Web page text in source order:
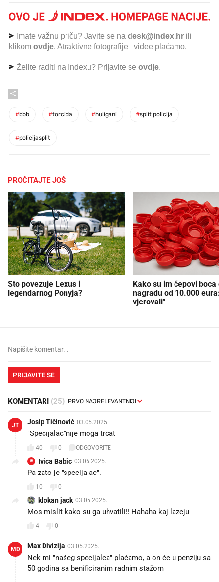
Imate važnu priču? Javite se na desk@index.hr ili
klikom ovdje. Atraktivne fotografije i videe plaćamo.
Želite raditi na Indexu? Prijavite se ovdje.
#bbb #torcida #huligani #split policija
#policijasplit
PROČITAJTE JOŠ
Što povezuje Lexus i
legendarnog Ponyja?
Kako su im čepovi boca
nagradu od 10.000
vjerovali"
PRIJAVITE SE
KOMENTARI (25)
JT Josip Tičinović 03.05.2025.
"Specijalac"nije moga trčat
40 0 ODGOVORITE
IB Ivica Babic 03.05.2025.
Pa zato je "specijalac". 😁
10 0
klokan jack 03.05.2025.
Mos mislit kako su ga uhvatili!! Hahaha kaj lazeju
4 0
MD Max Divizija 03.05.2025.
Nek mi "našeg specijalca" plaćamo, a on će u penziju sa
50 godina sa benificiranim radnim stažom 🤣🤣🤣